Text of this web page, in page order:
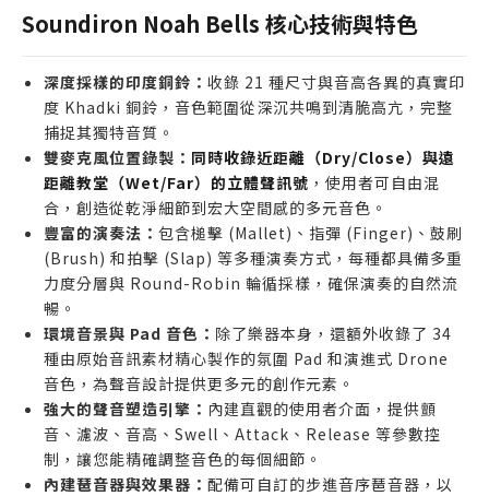
電影配樂師尋找具有異國情調、神秘氛圍的打擊樂器
遊戲音效設計師需要為古代場景或魔法效果製作獨特
的金屬敲擊聲。
世界音樂製作人希望在編曲中加入真實、富有質感的
印度傳統樂器。
氛圍音樂或冥想音樂創作者，需要深沉、具有共鳴的
長延音音色。
誰不適合購買
僅使用免費 Kontakt Player 的用戶（本音源需要完
整版 Kontakt）。
主要製作現代流行樂或電子舞曲，不需要民族樂器音
色的音樂人。
電腦硬碟空間極度有限，無法安裝超過 3GB 音源的
使用者。
Soundiron Noah Bells 核心技術與特色
深度採樣的印度銅鈴： 收錄 21 種尺寸與音高各異的真實印
度 Khadki 銅鈴，音色範圍從深沉共鳴到清脆高亢，完整
捕捉其獨特音質。
雙麥克風位置錄製： 同時收錄近距離（Dry/Close）與遠
距離教堂（Wet/Far）的立體聲訊號 ，使用者可自由混
合，創造從乾淨細節到宏大空間感的多元音色。
豐富的演奏法： 包含槌擊 (Mallet)、指彈 (Finger)、鼓刷
(Brush) 和拍擊 (Slap) 等多種演奏方式，每種都具備多重
力度分層與 Round-Robin 輪循採樣，確保演奏的自然流
暢。
環境音景與 Pad 音色： 除了樂器本身，還額外收錄了 34
種由原始音訊素材精心製作的氛圍 Pad 和演進式 Drone
音色，為聲音設計提供更多元的創作元素。
強大的聲音塑造引擎： 內建直觀的使用者介面，提供顫
音、濾波、音高、Swell、Attack、Release 等參數控
制，讓您能精確調整音色的每個細節。
內建琶音器與效果器： 配備可自訂的步進音序琶音器，以